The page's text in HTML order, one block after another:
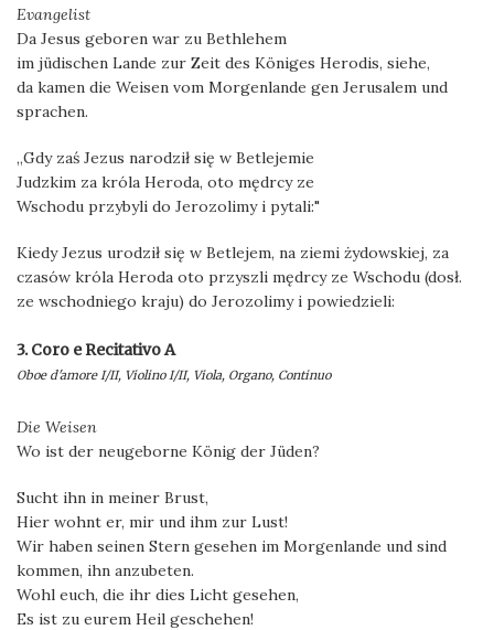
Evangelist
Da Jesus geboren war zu Bethlehem
im jüdischen Lande zur Zeit des Königes Herodis, siehe,
da kamen die Weisen vom Morgenlande gen Jerusalem und
sprachen.
„Gdy zaś Jezus narodził się w Betlejemie
Judzkim za króla Heroda, oto mędrcy ze
Wschodu przybyli do Jerozolimy i pytali:"
Kiedy Jezus urodził się w Betlejem, na ziemi żydowskiej, za
czasów króla Heroda oto przyszli mędrcy ze Wschodu (dosł.
ze wschodniego kraju) do Jerozolimy i powiedzieli:
3. Coro e Recitativo A
Oboe d'amore I/II, Violino I/II, Viola, Organo, Continuo
Die Weisen
Wo ist der neugeborne König der Jüden?
Sucht ihn in meiner Brust,
Hier wohnt er, mir und ihm zur Lust!
Wir haben seinen Stern gesehen im Morgenlande und sind
kommen, ihn anzubeten.
Wohl euch, die ihr dies Licht gesehen,
Es ist zu eurem Heil geschehen!